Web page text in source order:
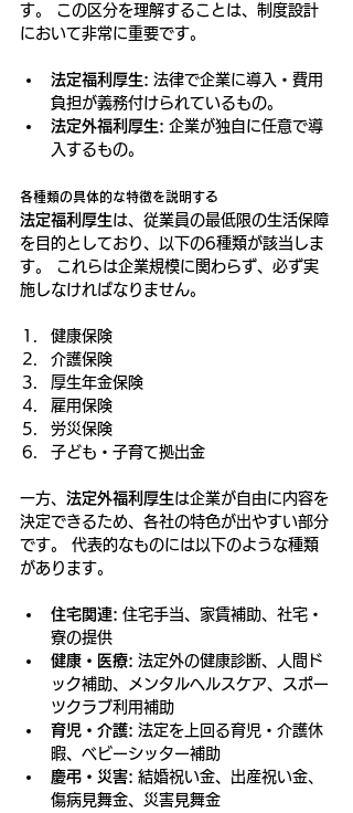
す。 この区分を理解することは、制度設計
において非常に重要です。
法定福利厚生: 法律で企業に導入・費用
負担が義務付けられているもの。
法定外福利厚生: 企業が独自に任意で導
入するもの。
各種類の具体的な特徴を説明する
法定福利厚生は、従業員の最低限の生活保障
を目的としており、以下の6種類が該当しま
す。 これらは企業規模に関わらず、必ず実
施しなければなりません。
健康保険
介護保険
厚生年金保険
雇用保険
労災保険
子ども・子育て拠出金
一方、 法定外福利厚生は企業が自由に内容を
決定できるため、各社の特色が出やすい部分
です。 代表的なものには以下のような種類
があります。
住宅関連: 住宅手当、家賃補助、社宅・
寮の提供
健康・医療: 法定外の健康診断、人間ド
ック補助、メンタルヘルスケア、スポー
ツクラブ利用補助
育児・介護: 法定を上回る育児・介護休
暇、ベビーシッター補助
慶弔・災害: 結婚祝い金、出産祝い金、
傷病見舞金、災害見舞金